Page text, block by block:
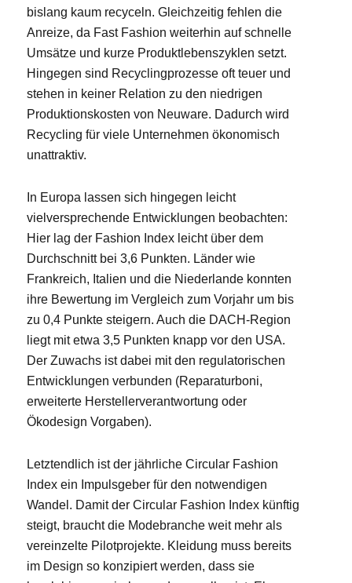
bislang kaum recyceln. Gleichzeitig fehlen die
Anreize, da Fast Fashion weiterhin auf schnelle
Umsätze und kurze Produktlebenszyklen setzt.
Hingegen sind Recyclingprozesse oft teuer und
stehen in keiner Relation zu den niedrigen
Produktionskosten von Neuware. Dadurch wird
Recycling für viele Unternehmen ökonomisch
unattraktiv.
In Europa lassen sich hingegen leicht
vielversprechende Entwicklungen beobachten:
Hier lag der Fashion Index leicht über dem
Durchschnitt bei 3,6 Punkten. Länder wie
Frankreich, Italien und die Niederlande konnten
ihre Bewertung im Vergleich zum Vorjahr um bis
zu 0,4 Punkte steigern. Auch die DACH-Region
liegt mit etwa 3,5 Punkten knapp vor den USA.
Der Zuwachs ist dabei mit den regulatorischen
Entwicklungen verbunden (Reparaturboni,
erweiterte Herstellerverantwortung oder
Ökodesign Vorgaben).
Letztendlich ist der jährliche Circular Fashion
Index ein Impulsgeber für den notwendigen
Wandel. Damit der Circular Fashion Index künftig
steigt, braucht die Modebranche weit mehr als
vereinzelte Pilotprojekte. Kleidung muss bereits
im Design so konzipiert werden, dass sie